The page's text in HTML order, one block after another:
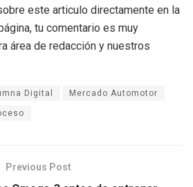
este articulo directamente en la
tu comentario es muy
área de redacción y nuestros
Digital Mercado Automotor
Previous Post